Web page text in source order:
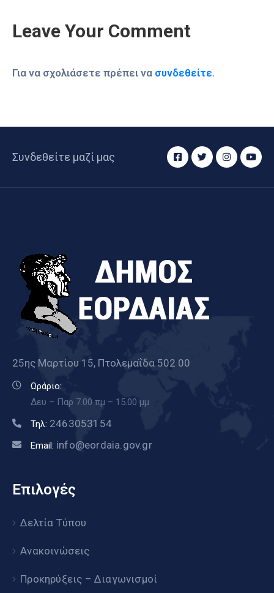
Leave Your Comment
Για να σχολιάσετε πρέπει να συνδεθείτε.
Συνδεθείτε μαζί μας
25ης Μαρτίου 15, Πτολεμαΐδα 502 00
Ωράριο:
Δευ – Παρ 7.00 πμ – 15.00 μμ
Τηλ: 2463053154
Email: info@eordaia.gov.gr
Επιλογές
Δελτία Τύπου
Ανακοινώσεις
Προκηρύξεις – Διαγωνισμοί